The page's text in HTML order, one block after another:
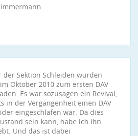
der Sektion Schleiden wurden
Oktober 2010 zum ersten DAV
Es war sozusagen ein Revival,
in der Vergangenheit einen DAV
eingeschlafen war. Da dies
sein kann, habe ich ihn
Und das ist dabei